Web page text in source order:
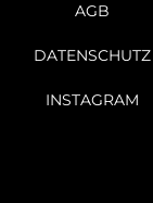
AGB
DATENSCHUTZ
INSTAGRAM